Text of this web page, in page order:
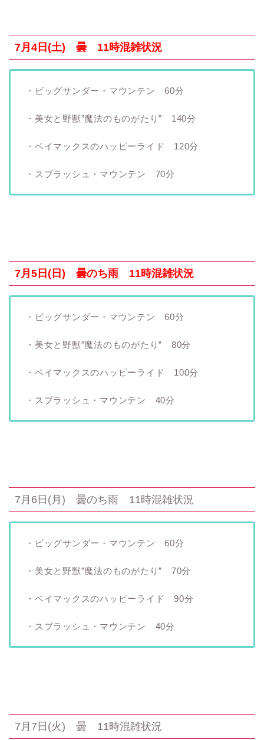
7月4日(土) 曇 11時混雑状況
・ビッグサンダー・マウンテン 60分
・美女と野獣”魔法のものがたり” 140分
・ベイマックスのハッピーライド 120分
・スプラッシュ・マウンテン 70分
7月5日(日) 曇のち雨 11時混雑状況
・ビッグサンダー・マウンテン 60分
・美女と野獣”魔法のものがたり” 80分
・ベイマックスのハッピーライド 100分
・スプラッシュ・マウンテン 40分
7月6日(月) 曇のち雨 11時混雑状況
・ビッグサンダー・マウンテン 60分
・美女と野獣”魔法のものがたり” 70分
・ベイマックスのハッピーライド 90分
・スプラッシュ・マウンテン 40分
7月7日(火) 曇 11時混雑状況